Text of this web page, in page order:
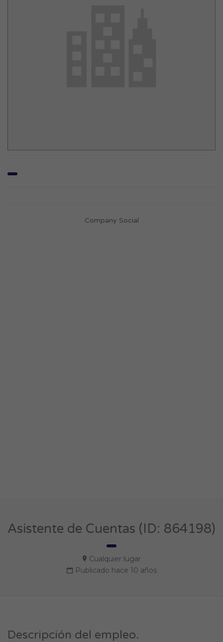
Company Social
Asistente de Cuentas (ID: 864198)
Cualquier lugar
Publicado hace 10 años
Descripción del empleo.